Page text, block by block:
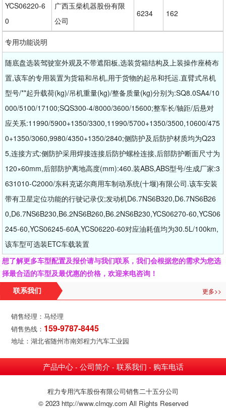
YCS06220-6
0
广西玉柴机器股份有限
公司
6234 162
专用功能说明
随底盘选装驾驶室外观及不带遮阳板,选装货箱结构及上装操作座椅布
置,该车的专用装置为货箱和吊机,用于货物的起吊和托运.直臂式吊机
型号/**起升载荷(kg)/吊机重量(kg)/整备质量(kg)分别为:SQ8.0SA4/10
000/5100/17100;SQS300-4/8000/3600/15600;整车长/轴距/后悬对
应关系:11990/5900+1350/3300,11990/5700+1350/3500,10600/475
0+1350/3060,9980/4350+1350/2840;侧防护及后防护材质均为Q23
5,连接方式:侧防护采用焊接连接后防护螺栓连接,后部防护断面尺寸为
120×60mm,后部防护离地高度(mm):460.装ABS,ABS型号/生成厂家:3
631010-C2000/东科克诺尔商用车制动系统(十堰)有限公司.该车安装
带有卫星定位功能的行驶记录仪;发动机D6.7NS6B320,D6.7NS6B26
0,D6.7NS6B230,B6.2NS6B260,B6.2NS6B230,YCS06270-60,YCS06
245-60,YCS06245-60A,YCS06220-60对应油耗值均为30.5L/100km,
该车型可选装ETC车载装置
想了解更多车型配置及报价请与我们联系，我们会根据您的需求为您选
择最合适的车型及最优惠的价格，欢迎来电咨询！
联系我们 更多>>
销售经理：马经理
销售热线： 159-9787-8445
地址：湖北省随州市南郊程力汽车工业园
产品中心- 公司简介 - 联系我们 - 购车电话
程力专用汽车股份有限公司销售二十五分公司
© 2023 http://www.clmqy.com All Rights Reserved